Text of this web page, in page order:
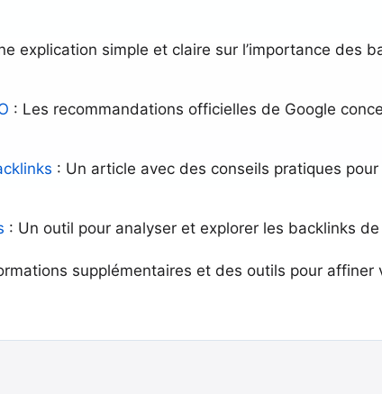
explication simple et claire sur l’importance des
: Les recommandations officielles de Google
: Un article avec des conseils pratiques
: Un outil pour analyser et explorer les backlinks
supplémentaires et des outils pour